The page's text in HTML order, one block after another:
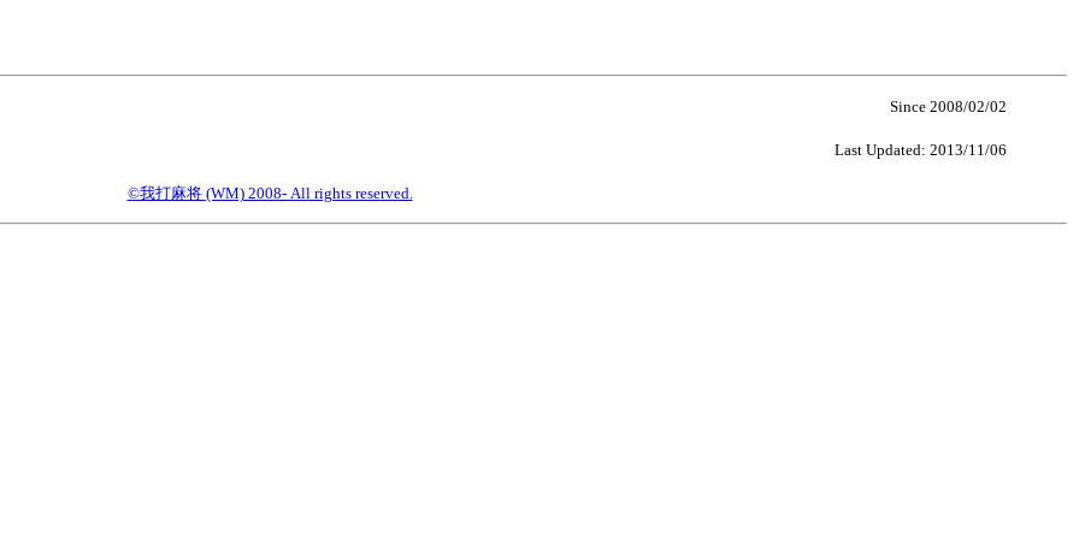
Since 2008/02/02
Last Updated: 2013/11/06
©我打麻将 (WM) 2008- All rights reserved.